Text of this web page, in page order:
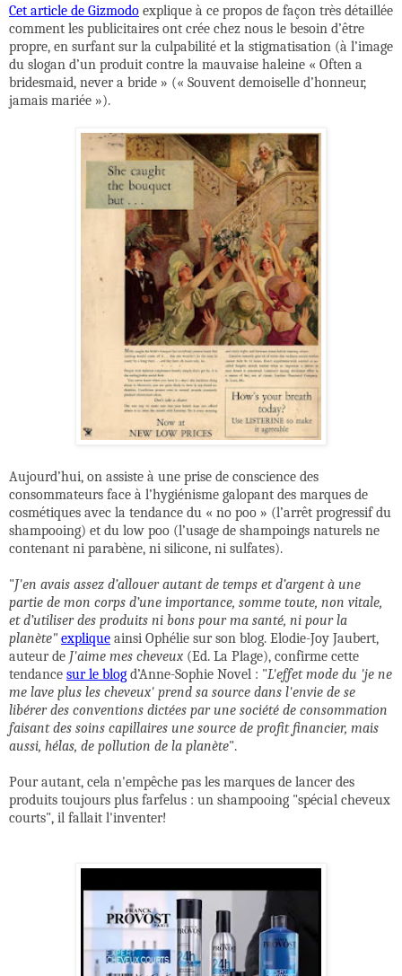
Cet article de Gizmodo explique à ce propos de façon très détaillée
comment les publicitaires ont crée chez nous le besoin d’être
propre, en surfant sur la culpabilité et la stigmatisation (à l’image
du slogan d’un produit contre la mauvaise haleine « Often a
bridesmaid, never a bride » (« Souvent demoiselle d’honneur,
jamais mariée »).
Aujourd’hui, on assiste à une prise de conscience des
consommateurs face à l’hygiénisme galopant des marques de
cosmétiques avec la tendance du « no poo » (l’arrêt progressif du
shampooing) et du low poo (l’usage de shampoings naturels ne
contenant ni parabène, ni silicone, ni sulfates).
"J'en avais assez d’allouer autant de temps et d’argent à une
partie de mon corps d’une importance, somme toute, non vitale,
et d’utiliser des produits ni bons pour ma santé, ni pour la
planète" explique ainsi Ophélie sur son blog. Elodie-Joy Jaubert,
auteur de J'aime mes cheveux (Ed. La Plage), confirme cette
tendance sur le blog d’Anne-Sophie Novel : "L'effet mode du 'je ne
me lave plus les cheveux' prend sa source dans l'envie de se
libérer des conventions dictées par une société de consommation
faisant des soins capillaires une source de profit financier, mais
aussi, hélas, de pollution de la planète".
Pour autant, cela n'empêche pas les marques de lancer des
produits toujours plus farfelus : un shampooing "spécial cheveux
courts", il fallait l'inventer!